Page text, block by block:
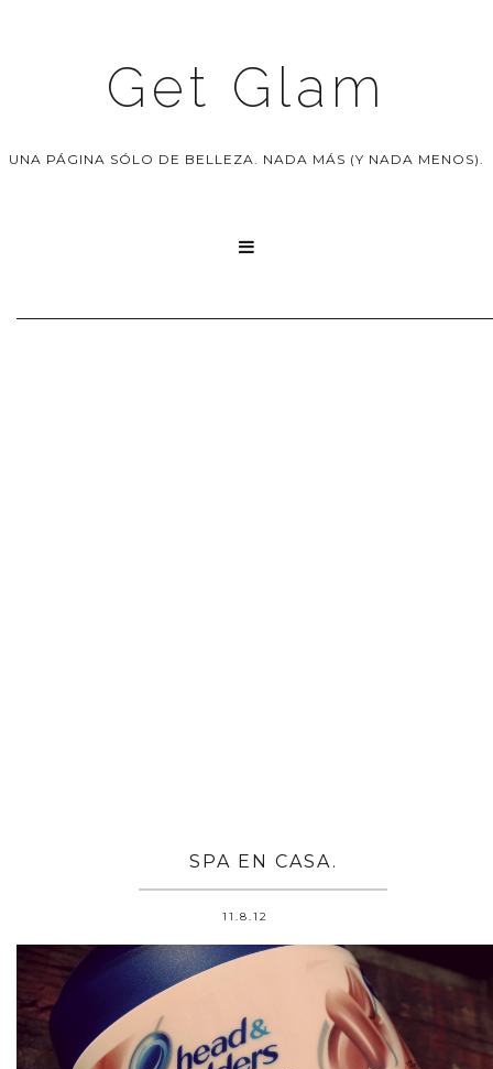
Get Glam
UNA PÁGINA SÓLO DE BELLEZA. NADA MÁS (Y NADA MENOS).

SPA EN CASA.
11.8.12